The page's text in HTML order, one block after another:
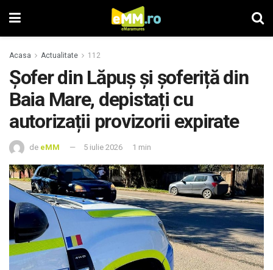
Acasa Actualitate 112
Șofer din Lăpuș și șoferiță din
Baia Mare, depistați cu
autorizații provizorii expirate
de eMM 5 iulie 2026 1 min